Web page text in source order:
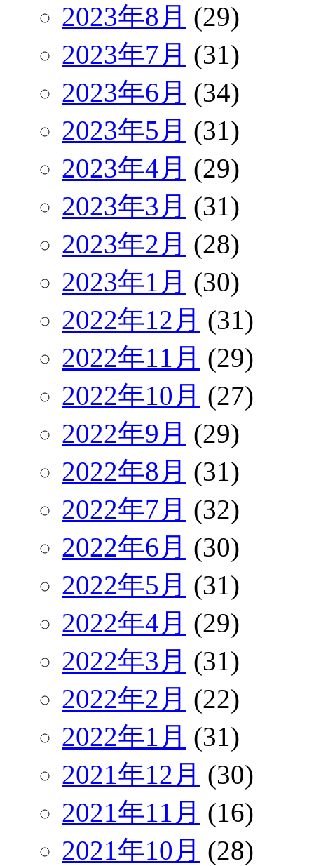
2023年8月 (29)
2023年7月 (31)
2023年6月 (34)
2023年5月 (31)
2023年4月 (29)
2023年3月 (31)
2023年2月 (28)
2023年1月 (30)
2022年12月 (31)
2022年11月 (29)
2022年10月 (27)
2022年9月 (29)
2022年8月 (31)
2022年7月 (32)
2022年6月 (30)
2022年5月 (31)
2022年4月 (29)
2022年3月 (31)
2022年2月 (22)
2022年1月 (31)
2021年12月 (30)
2021年11月 (16)
2021年10月 (28)